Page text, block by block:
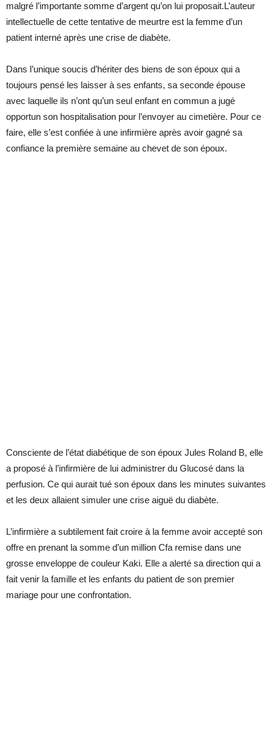
malgré l’importante somme d’argent qu’on lui proposait.L’auteur
intellectuelle de cette tentative de meurtre est la femme d’un
patient interné après une crise de diabète.
Dans l’unique soucis d’hériter des biens de son époux qui a
toujours pensé les laisser à ses enfants, sa seconde épouse
avec laquelle ils n’ont qu’un seul enfant en commun a jugé
opportun son hospitalisation pour l’envoyer au cimetière. Pour ce
faire, elle s’est confiée à une infirmière après avoir gagné sa
confiance la première semaine au chevet de son époux.
Consciente de l’état diabétique de son époux Jules Roland B, elle
a proposé à l’infirmière de lui administrer du Glucosé dans la
perfusion. Ce qui aurait tué son époux dans les minutes suivantes
et les deux allaient simuler une crise aiguë du diabète.
L’infirmière a subtilement fait croire à la femme avoir accepté son
offre en prenant la somme d’un million Cfa remise dans une
grosse enveloppe de couleur Kaki. Elle a alerté sa direction qui a
fait venir la famille et les enfants du patient de son premier
mariage pour une confrontation.